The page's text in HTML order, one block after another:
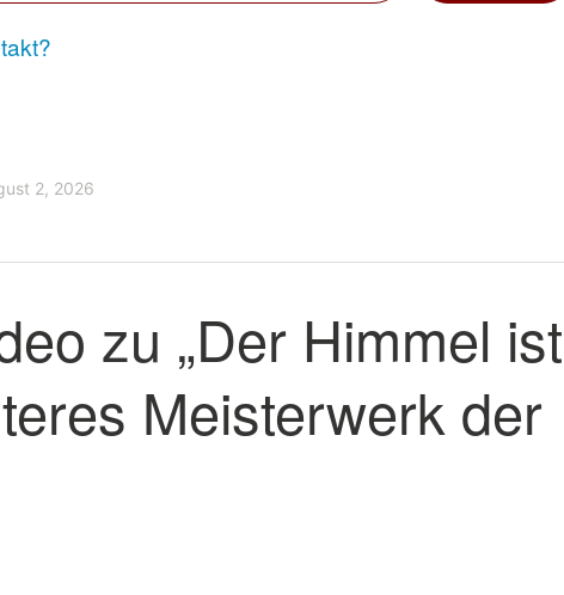
2, 2026
zu „Der Himmel ist
Meisterwerk der